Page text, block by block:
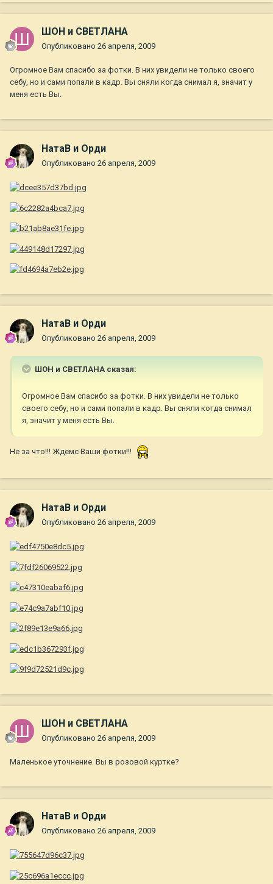
ШОН и СВЕТЛАНА
Опубликовано 26 апреля, 2009
Огромное Вам спасибо за фотки. В них увидели не только своего
себу, но и сами попали в кадр. Вы сняли когда снимал я, значит у
меня есть Вы.
НатаВ и Орди
Опубликовано 26 апреля, 2009
НатаВ и Орди
Опубликовано 26 апреля, 2009
ШОН и СВЕТЛАНА сказал:
Огромное Вам спасибо за фотки. В них увидели не только
своего себу, но и сами попали в кадр. Вы сняли когда снимал
я, значит у меня есть Вы.
Не за что!!! Ждемс Ваши фотки!!!
НатаВ и Орди
Опубликовано 26 апреля, 2009
ШОН и СВЕТЛАНА
Опубликовано 26 апреля, 2009
Маленькое уточнение. Вы в розовой куртке?
НатаВ и Орди
Опубликовано 26 апреля, 2009